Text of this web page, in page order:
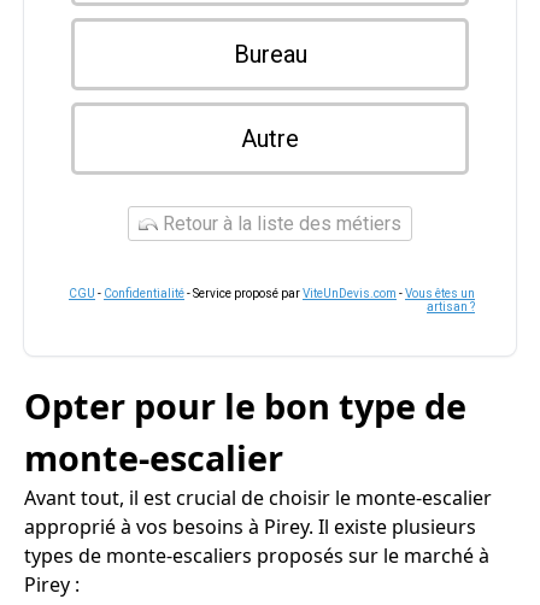
Bureau
Autre
Retour à la liste des métiers
CGU - Confidentialité- Service proposé parViteUnDevis.com -Vous êtes un
artisan ?
Opter pour le bon type de
monte-escalier
Avant tout, il est crucial de choisir le monte-escalier
approprié à vos besoins à Pirey. Il existe plusieurs
types de monte-escaliers proposés sur le marché à
Pirey :